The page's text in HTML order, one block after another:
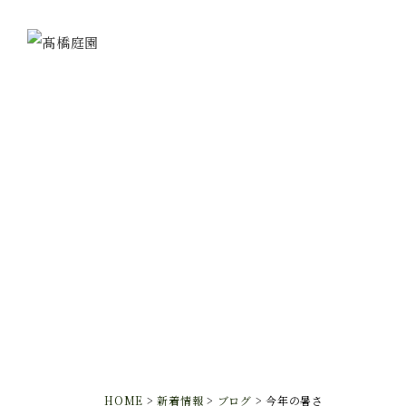
HOME >新着情報 > ブログ > 今年の暑さ